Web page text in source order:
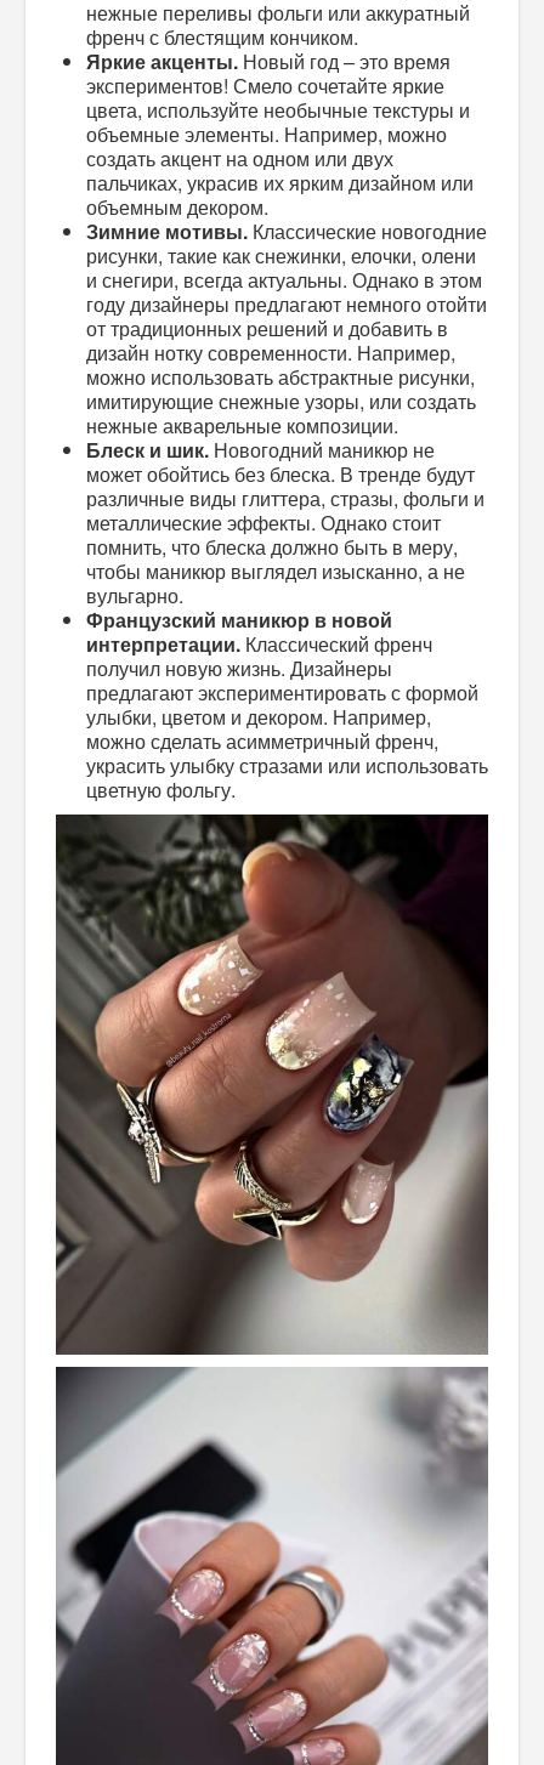
нежные переливы фольги или аккуратный
френч с блестящим кончиком.
Яркие акценты. Новый год – это время
экспериментов! Смело сочетайте яркие
цвета, используйте необычные текстуры и
объемные элементы. Например, можно
создать акцент на одном или двух
пальчиках, украсив их ярким дизайном или
объемным декором.
Зимние мотивы. Классические новогодние
рисунки, такие как снежинки, елочки, олени
и снегири, всегда актуальны. Однако в этом
году дизайнеры предлагают немного отойти
от традиционных решений и добавить в
дизайн нотку современности. Например,
можно использовать абстрактные рисунки,
имитирующие снежные узоры, или создать
нежные акварельные композиции.
Блеск и шик. Новогодний маникюр не
может обойтись без блеска. В тренде будут
различные виды глиттера, стразы, фольги и
металлические эффекты. Однако стоит
помнить, что блеска должно быть в меру,
чтобы маникюр выглядел изысканно, а не
вульгарно.
Французский маникюр в новой
интерпретации. Классический френч
получил новую жизнь. Дизайнеры
предлагают экспериментировать с формой
улыбки, цветом и декором. Например,
можно сделать асимметричный френч,
украсить улыбку стразами или использовать
цветную фольгу.